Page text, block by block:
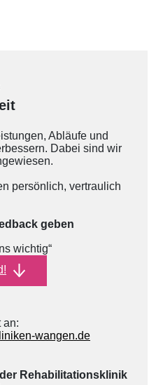
Abläufe und
Dabei sind wir
persönlich, vertraulich
geben
wichtig“
an:
wangen.de
Rehabilitationsklinik